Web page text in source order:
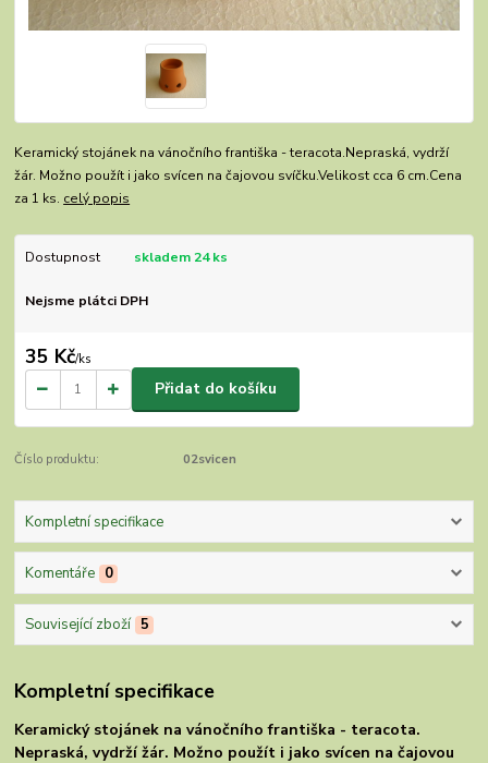
Keramický stojánek na vánočního františka - teracota.Nepraská, vydrží
žár. Možno použít i jako svícen na čajovou svíčku.Velikost cca 6 cm.Cena
za 1 ks. celý popis
Dostupnost skladem 24 ks
Nejsme plátci DPH
35 Kč/ks
Přidat do košíku
Číslo produktu: 02svicen
Kompletní specifikace
Komentáře 0
Související zboží 5
Kompletní specifikace
Keramický stojánek na vánočního františka - teracota.
Nepraská, vydrží žár. Možno použít i jako svícen na čajovou